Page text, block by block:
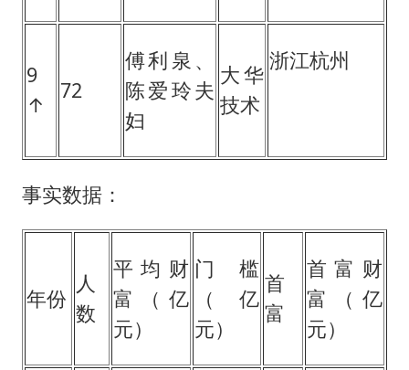
9
↑
72
傅利泉、
陈爱玲夫
妇
大华
技术
浙江杭州
事实数据：
年份
人
数
平均财
富（亿
元）
门槛
（亿
元）
首
富
首富财
富（亿
元）